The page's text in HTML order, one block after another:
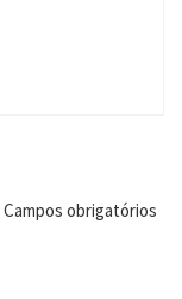
Campos obrigatórios